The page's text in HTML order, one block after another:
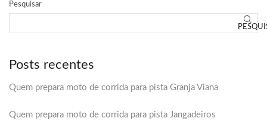
Pesquisar
Posts recentes
Quem prepara moto de corrida para pista Granja Viana
Quem prepara moto de corrida para pista Jangadeiros